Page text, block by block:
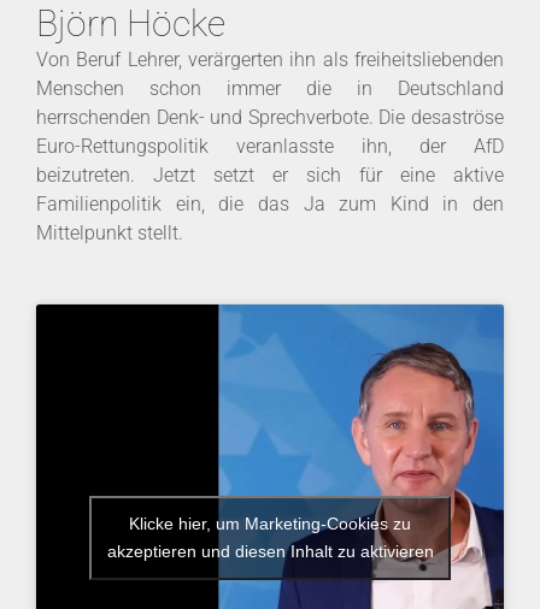
Björn Höcke
Von Beruf Lehrer, verärgerten ihn als freiheitsliebenden
Menschen schon immer die in Deutschland
herrschenden Denk- und Sprechverbote. Die desaströse
Euro-Rettungspolitik veranlasste ihn, der AfD
beizutreten. Jetzt setzt er sich für eine aktive
Familienpolitik ein, die das Ja zum Kind in den
Mittelpunkt stellt.
Klicke hier, um Marketing-Cookies zu
akzeptieren und diesen Inhalt zu aktivieren